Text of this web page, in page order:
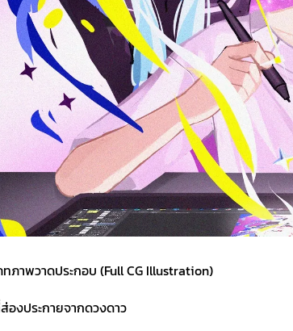
ทภาพวาดประกอบ (Full CG Illustration)
งประกายจากดวงดาว